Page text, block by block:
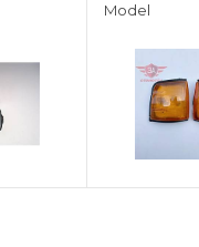
Model